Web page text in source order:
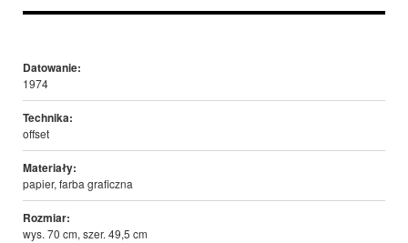
Datowanie:
1974
Technika:
offset
Materiały:
papier, farba graficzna
Rozmiar:
wys. 70 cm, szer. 49,5 cm